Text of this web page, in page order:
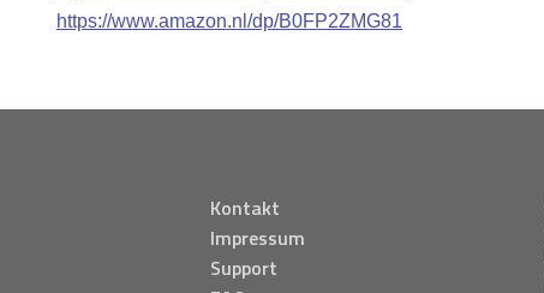
https://www.amazon.nl/dp/B0FP2ZMG81
Kontakt
Impressum
Support